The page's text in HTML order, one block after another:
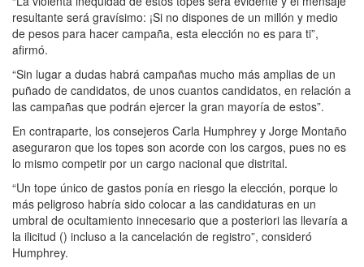
resultante será gravísimo: ¡Si no dispones de un millón y medio
de pesos para hacer campaña, esta elección no es para ti”,
afirmó.
“Sin lugar a dudas habrá campañas mucho más amplias de un
puñado de candidatos, de unos cuantos candidatos, en relación a
las campañas que podrán ejercer la gran mayoría de estos”.
En contraparte, los consejeros Carla Humphrey y Jorge Montaño
aseguraron que los topes son acorde con los cargos, pues no es
lo mismo competir por un cargo nacional que distrital.
“Un tope único de gastos ponía en riesgo la elección, porque lo
más peligroso habría sido colocar a las candidaturas en un
umbral de ocultamiento innecesario que a posteriori las llevaría a
la ilicitud () incluso a la cancelación de registro”, consideró
Humphrey.